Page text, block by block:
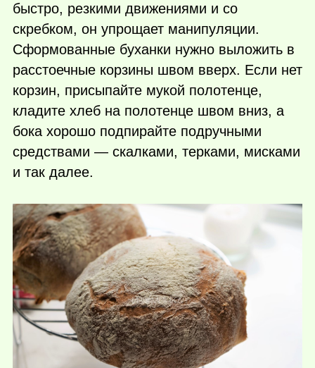
быстро, резкими движениями и со
скребком, он упрощает манипуляции.
Сформованные буханки нужно выложить в
расстоечные корзины швом вверх. Если нет
корзин, присыпайте мукой полотенце,
кладите хлеб на полотенце швом вниз, а
бока хорошо подпирайте подручными
средствами — скалками, терками, мисками
и так далее.